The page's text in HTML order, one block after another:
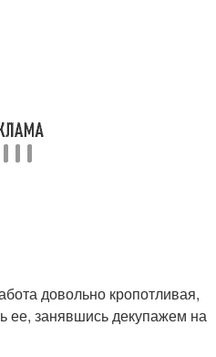
довольно кропотливая,
ее, занявшись декупажем на